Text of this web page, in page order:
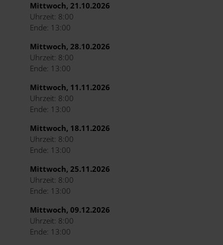
Mittwoch, 21.10.2026
Uhrzeit: 8:00
Ende: 13:00
Mittwoch, 28.10.2026
Uhrzeit: 8:00
Ende: 13:00
Mittwoch, 11.11.2026
Uhrzeit: 8:00
Ende: 13:00
Mittwoch, 18.11.2026
Uhrzeit: 8:00
Ende: 13:00
Mittwoch, 25.11.2026
Uhrzeit: 8:00
Ende: 13:00
Mittwoch, 09.12.2026
Uhrzeit: 8:00
Ende: 13:00